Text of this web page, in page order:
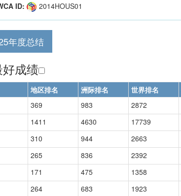
ID:
2014HOUS01
年度总结
成绩
地区排名 洲际排名 世界排名
369 983 2872
1411 4630 17739
310 944 2663
265 836 2392
171 475 1358
264 683 1923